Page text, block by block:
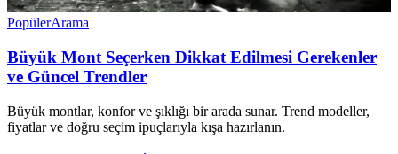
PopülerArama
Büyük Mont Seçerken Dikkat Edilmesi Gerekenler
ve Güncel Trendler
Büyük montlar, konfor ve şıklığı bir arada sunar. Trend modeller,
fiyatlar ve doğru seçim ipuçlarıyla kışa hazırlanın.